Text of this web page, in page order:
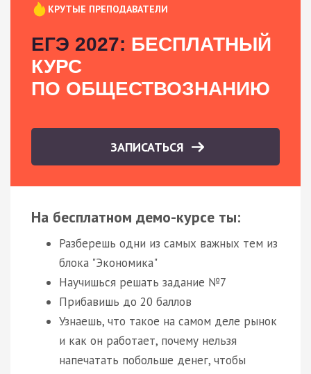
КРУТЫЕ ПРЕПОДАВАТЕЛИ
ЕГЭ 2027: БЕСПЛАТНЫЙ
КУРС
ПО ОБЩЕСТВОЗНАНИЮ
ЗАПИСАТЬСЯ
На бесплатном демо-курсе ты:
Разберешь одни из самых важных тем из
блока "Экономика"
Научишься решать задание №7
Прибавишь до 20 баллов
Узнаешь, что такое на самом деле рынок
и как он работает, почему нельзя
напечатать побольше денег, чтобы